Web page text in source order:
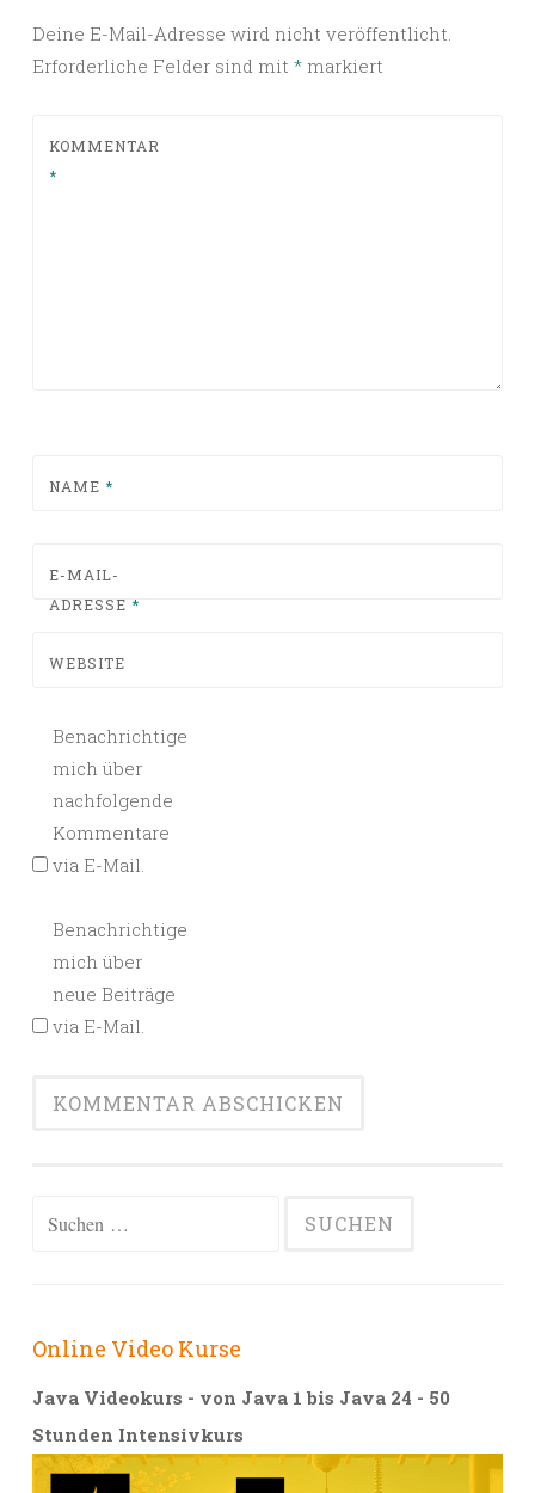
Deine E-Mail-Adresse wird nicht veröffentlicht.
Erforderliche Felder sind mit * markiert
KOMMENTAR
*
NAME *
E-MAIL-
ADRESSE *
WEBSITE
Benachrichtige
mich über
nachfolgende
Kommentare
via E-Mail.
Benachrichtige
mich über
neue Beiträge
via E-Mail.
Suchen
Online Video Kurse
Java Videokurs - von Java 1 bis Java 24 - 50
Stunden Intensivkurs